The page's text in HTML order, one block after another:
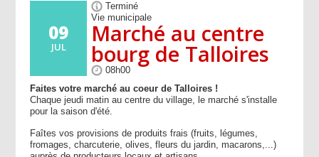
09
JUL
Terminé
Vie municipale
Marché au centre
bourg de Talloires
08h00
Faites votre marché au coeur de Talloires !
Chaque jeudi matin au centre du village, le marché s'installe
pour la saison d'été.
Faîtes vos provisions de produits frais (fruits, légumes,
fromages, charcuterie, olives, fleurs du jardin, macarons,...)